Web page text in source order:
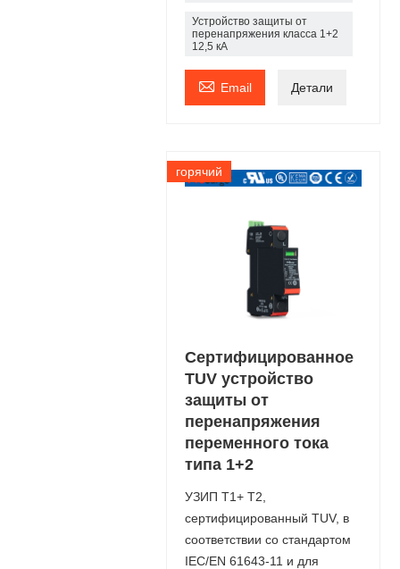
Устройство защиты от
перенапряжения класса 1+2
12,5 кА
 Email Детали
горячий
Сертифицированное
TUV устройство
защиты от
перенапряжения
переменного тока
типа 1+2
УЗИП T1+ T2,
сертифицированный TUV, в
соответствии со стандартом
IEC/EN 61643-11 и для